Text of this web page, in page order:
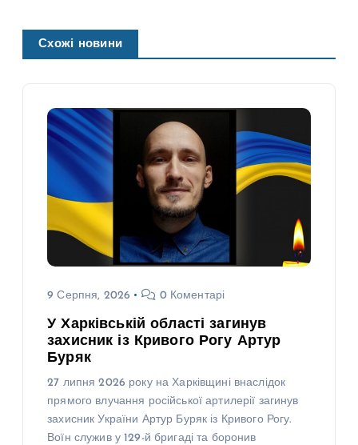
Схожі новини
9 Серпня, 2026 0 Коментарі
У Харківській області загинув
захисник із Кривого Рогу Артур
Буряк
27 липня 2026 року на Харківщині внаслідок
прямого влучання російської артилерії загинув
захисник України Артур Буряк із Кривого Рогу.
Воїн служив у 129-й бригаді та боронив